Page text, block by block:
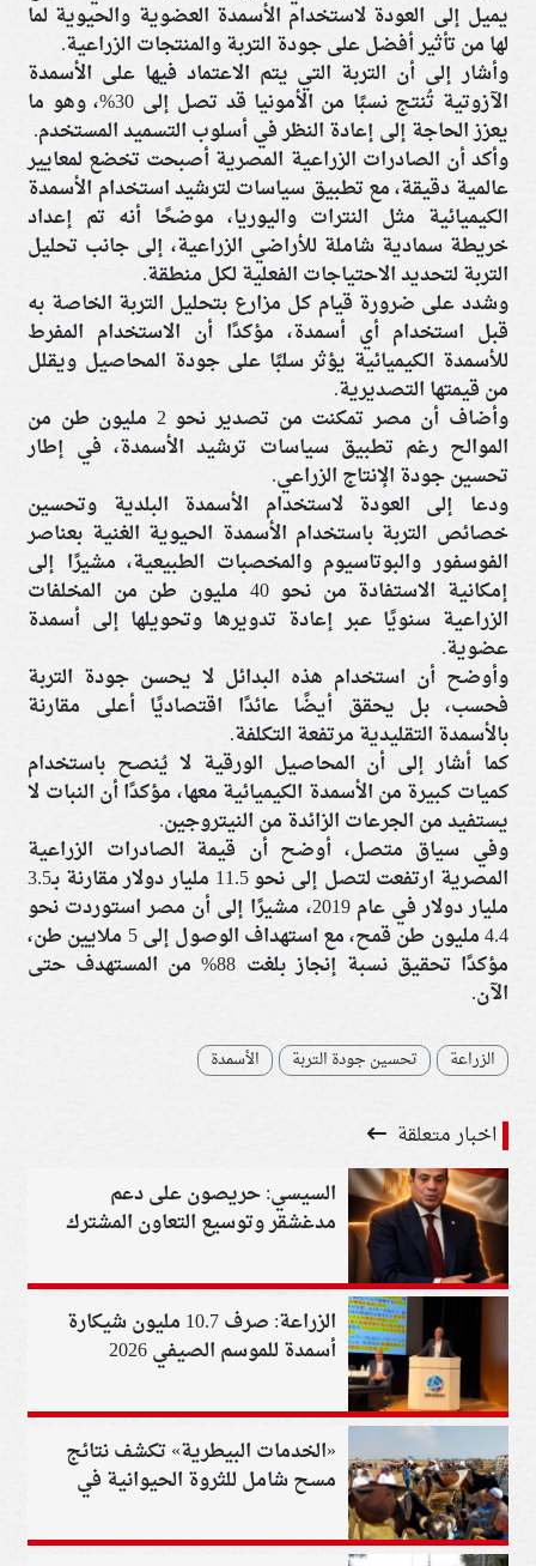
يميل إلى العودة لاستخدام الأسمدة العضوية والحيوية لما
لها من تأثير أفضل على جودة التربة والمنتجات الزراعية.
وأشار إلى أن التربة التي يتم الاعتماد فيها على الأسمدة
الآزوتية تُنتج نسبًا من الأمونيا قد تصل إلى 30%، وهو ما
يعزز الحاجة إلى إعادة النظر في أسلوب التسميد المستخدم.
وأكد أن الصادرات الزراعية المصرية أصبحت تخضع لمعايير
عالمية دقيقة، مع تطبيق سياسات لترشيد استخدام الأسمدة
الكيميائية مثل النترات واليوريا، موضحًا أنه تم إعداد
خريطة سمادية شاملة للأراضي الزراعية، إلى جانب تحليل
التربة لتحديد الاحتياجات الفعلية لكل منطقة.
وشدد على ضرورة قيام كل مزارع بتحليل التربة الخاصة به
قبل استخدام أي أسمدة، مؤكدًا أن الاستخدام المفرط
للأسمدة الكيميائية يؤثر سلبًا على جودة المحاصيل ويقلل
من قيمتها التصديرية.
وأضاف أن مصر تمكنت من تصدير نحو 2 مليون طن من
الموالح رغم تطبيق سياسات ترشيد الأسمدة، في إطار
تحسين جودة الإنتاج الزراعي.
ودعا إلى العودة لاستخدام الأسمدة البلدية وتحسين
خصائص التربة باستخدام الأسمدة الحيوية الغنية بعناصر
الفوسفور والبوتاسيوم والمخصبات الطبيعية، مشيرًا إلى
إمكانية الاستفادة من نحو 40 مليون طن من المخلفات
الزراعية سنويًا عبر إعادة تدويرها وتحويلها إلى أسمدة
عضوية.
وأوضح أن استخدام هذه البدائل لا يحسن جودة التربة
فحسب، بل يحقق أيضًا عائدًا اقتصاديًا أعلى مقارنة
بالأسمدة التقليدية مرتفعة التكلفة.
كما أشار إلى أن المحاصيل الورقية لا يُنصح باستخدام
كميات كبيرة من الأسمدة الكيميائية معها، مؤكدًا أن النبات لا
يستفيد من الجرعات الزائدة من النيتروجين.
وفي سياق متصل، أوضح أن قيمة الصادرات الزراعية
المصرية ارتفعت لتصل إلى نحو 11.5 مليار دولار مقارنة بـ3.5
مليار دولار في عام 2019، مشيرًا إلى أن مصر استوردت نحو
4.4 مليون طن قمح، مع استهداف الوصول إلى 5 ملايين طن،
مؤكدًا تحقيق نسبة إنجاز بلغت 88% من المستهدف حتى
الآن.
الزراعة تحسين جودة التربة الأسمدة
اخبار متعلقة
السيسي: حريصون على دعم
مدغشقر وتوسيع التعاون المشترك
الزراعة: صرف 10.7 مليون شيكارة
أسمدة للموسم الصيفي 2026
«الخدمات البيطرية» تكشف نتائج
مسح شامل للثروة الحيوانية في